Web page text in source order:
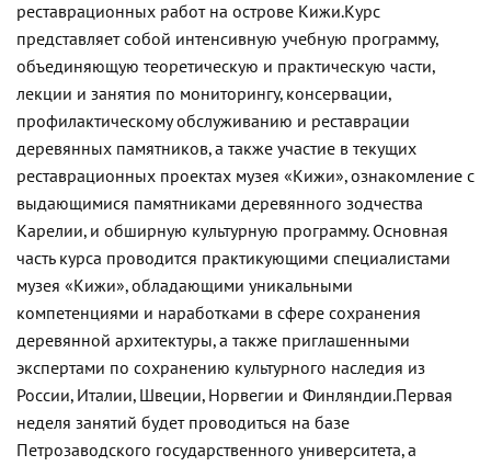
реставрационных работ на острове Кижи.Курс
представляет собой интенсивную учебную программу,
объединяющую теоретическую и практическую части,
лекции и занятия по мониторингу, консервации,
профилактическому обслуживанию и реставрации
деревянных памятников, а также участие в текущих
реставрационных проектах музея «Кижи», ознакомление с
выдающимися памятниками деревянного зодчества
Карелии, и обширную культурную программу. Основная
часть курса проводится практикующими специалистами
музея «Кижи», обладающими уникальными
компетенциями и наработками в сфере сохранения
деревянной архитектуры, а также приглашенными
экспертами по сохранению культурного наследия из
России, Италии, Швеции, Норвегии и Финляндии.Первая
неделя занятий будет проводиться на базе
Петрозаводского государственного университета, а